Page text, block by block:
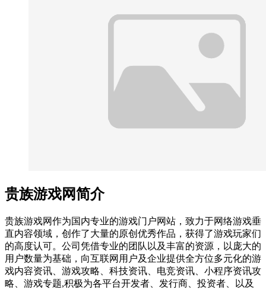
贵族游戏网简介
贵族游戏网作为国内专业的游戏门户网站，致力于网络游戏垂
直内容领域，创作了大量的原创优秀作品，获得了游戏玩家们
的高度认可。公司凭借专业的团队以及丰富的资源，以庞大的
用户数量为基础，向互联网用户及企业提供全方位多元化的游
戏内容资讯、游戏攻略、科技资讯、电竞资讯、小程序资讯攻
略、游戏专题,积极为各平台开发者、发行商、投资者、以及